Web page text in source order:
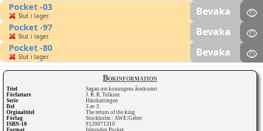
Bokinformation
Titel
Sagan om konungens återkomst
Författare
J. R. R. Tolkien
Serie
Härskarringen
Del
3 av 3
Orginaltitel
The return of the king
Förlag
Stockholm : AWE/Geber
ISBN-10
9120071310
Format
Inbunden Pocket
Pocket -03
Slut i lager. Bevaka
Pocket -97
Slut i lager. Bevaka
Pocket -80
Slut i lager. Bevaka